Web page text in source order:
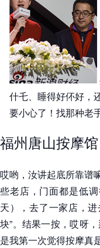
什乇、睡得好伓好，
要小心了！找那种老
福州唐山按摩
哎哟，汝讲起底所靠谱
些老店，门面都是低
天），去了一家店，
块”。结果一按，哎呀
是我第一次觉得按摩真